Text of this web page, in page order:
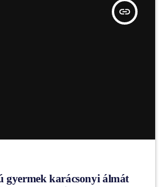
insert_link
gyermek karácsonyi álmát